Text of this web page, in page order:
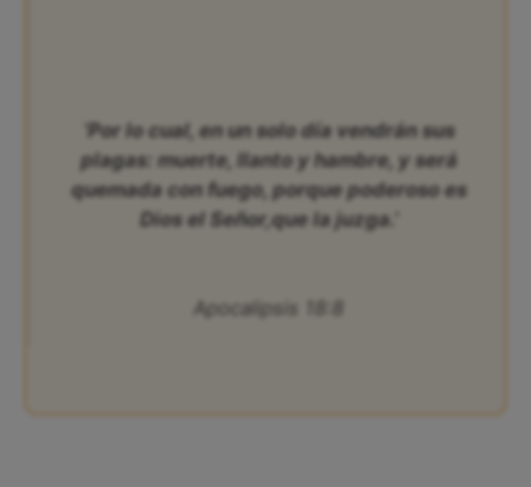
‘Por lo cual, en un solo día vendrán sus
plagas: muerte, llanto y hambre, y será
quemada con fuego, porque poderoso es
Dios el Señor,que la juzga.’
Apocalipsis 18:8